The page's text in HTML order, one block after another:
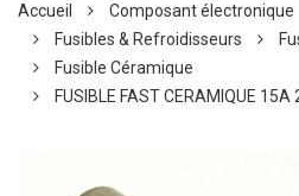
Accueil
Composant électronique
Fusibles & Refroidisseurs
Fusible Céramique
FUSIBLE FAST CERAMIQUE 15A